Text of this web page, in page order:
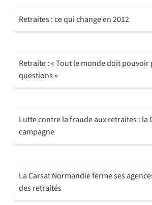
Retraites : ce qui change en 2012
Retraite : « Tout le monde doit pouvoir
questions »
Lutte contre la fraude aux retraites : la
campagne
La Carsat Normandie ferme ses
des retraités